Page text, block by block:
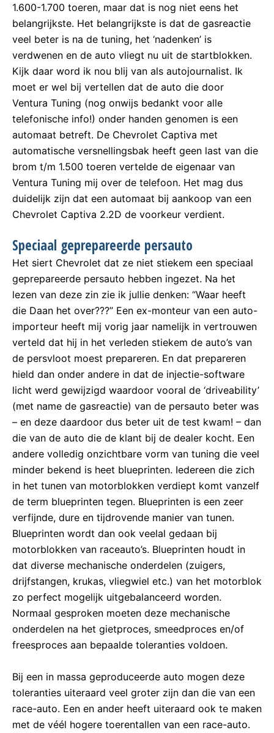
1.600-1.700 toeren, maar dat is nog niet eens het
belangrijkste. Het belangrijkste is dat de gasreactie
veel beter is na de tuning, het ‘nadenken’ is
verdwenen en de auto vliegt nu uit de startblokken.
Kijk daar word ik nou blij van als autojournalist. Ik
moet er wel bij vertellen dat de auto die door
Ventura Tuning (nog onwijs bedankt voor alle
telefonische info!) onder handen genomen is een
automaat betreft. De Chevrolet Captiva met
automatische versnellingsbak heeft geen last van die
brom t/m 1.500 toeren vertelde de eigenaar van
Ventura Tuning mij over de telefoon. Het mag dus
duidelijk zijn dat een automaat bij aankoop van een
Chevrolet Captiva 2.2D de voorkeur verdient.
Speciaal geprepareerde persauto
Het siert Chevrolet dat ze niet stiekem een speciaal
geprepareerde persauto hebben ingezet. Na het
lezen van deze zin zie ik jullie denken: “Waar heeft
die Daan het over???” Een ex-monteur van een auto-
importeur heeft mij vorig jaar namelijk in vertrouwen
verteld dat hij in het verleden stiekem de auto’s van
de persvloot moest prepareren. En dat prepareren
hield dan onder andere in dat de injectie-software
licht werd gewijzigd waardoor vooral de ‘driveability’
(met name de gasreactie) van de persauto beter was
– en deze daardoor dus beter uit de test kwam! – dan
die van de auto die de klant bij de dealer kocht. Een
andere volledig onzichtbare vorm van tuning die veel
minder bekend is heet blueprinten. Iedereen die zich
in het tunen van motorblokken verdiept komt vanzelf
de term blueprinten tegen. Blueprinten is een zeer
verfijnde, dure en tijdrovende manier van tunen.
Blueprinten wordt dan ook veelal gedaan bij
motorblokken van raceauto’s. Blueprinten houdt in
dat diverse mechanische onderdelen (zuigers,
drijfstangen, krukas, vliegwiel etc.) van het motorblok
zo perfect mogelijk uitgebalanceerd worden.
Normaal gesproken moeten deze mechanische
onderdelen na het gietproces, smeedproces en/of
freesproces aan bepaalde toleranties voldoen.
Bij een in massa geproduceerde auto mogen deze
toleranties uiteraard veel groter zijn dan die van een
race-auto. Een en ander heeft uiteraard ook te maken
met de véél hogere toerentallen van een race-auto.